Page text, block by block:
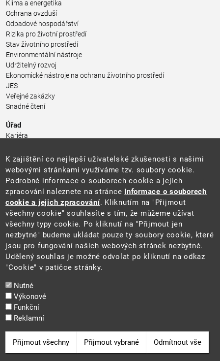
Klima a energetika
Ochrana ovzduší
Odpadové hospodářství
Rizika pro životní prostředí
Stav životního prostředí
Environmentální nástroje
Udržitelný rozvoj
Ekonomické nástroje na ochranu životního prostředí
JES
Veřejné zakázky
Snadné čtení
Úřad
Kariéra
Pro média a veřejnost
Povinně zveřejňované informace
Kontakty
Přistupnost budovy úřadu MŽP
(PDF, 204 kB)
Web
Aktuality
Ochrana osobních údajů
Prohlášení o přístupnosti
Zásady používání cookies
Mapa webu
Cookie
K zajištění co nejlepší uživatelské zkušenosti s našimi
webovými stránkami využíváme tzv. soubory cookie.
Podrobné informace o souborech cookie a jejich
zpracování naleznete na stránce Informace o souborech
cookie a jejich zpracování. Kliknutím na "Přijmout
všechny cookie" souhlasíte s tím, že můžeme užívat
všechny typy cookie. Po kliknutí na "Přijmout jen
nezbytné" budeme ukládat pouze ty soubory cookie, které
jsou pro fungování našich webových stránek nezbytné.
Udělený souhlas je možné odvolat po kliknutí na odkaz
"Cookie" v patičce stránky.
Nutné
Výkonové
Funkční
Reklamní
Přijmout všechny Přijmout vybrané Odmítnout vše